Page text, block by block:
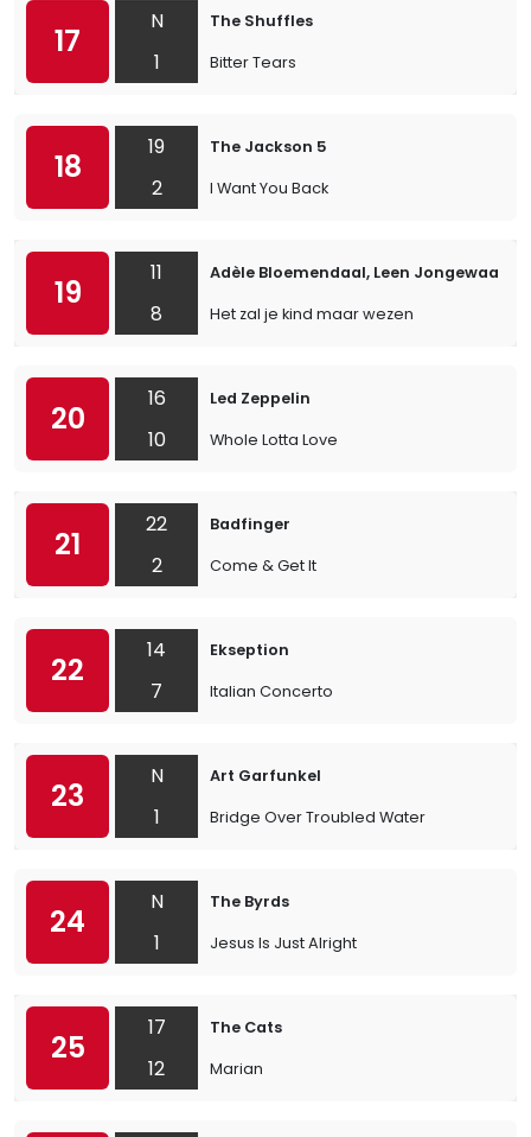
17
N
1
The Shuffles
Bitter Tears
18
19
2
The Jackson 5
I Want You Back
19
11
8
Adèle Bloemendaal, Leen Jongewaard
Het zal je kind maar wezen
20
16
10
Led Zeppelin
Whole Lotta Love
21
22
2
Badfinger
Come & Get It
22
14
7
Ekseption
Italian Concerto
23
N
1
Art Garfunkel
Bridge Over Troubled Water
24
N
1
The Byrds
Jesus Is Just Alright
25
17
12
The Cats
Marian